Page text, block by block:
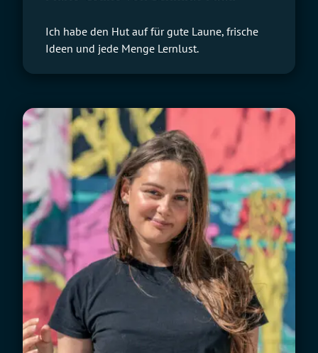
Ich habe den Hut auf für gute Laune, frische
Ideen und jede Menge Lernlust.